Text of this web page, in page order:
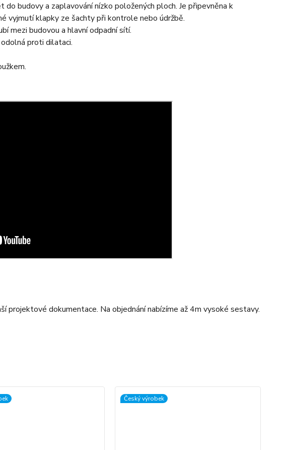
budovy a zaplavování nízko položených ploch. Je připevněna k
vyjmutí klapky ze šachty při kontrole nebo údržbě.
mezi budovou a hlavní odpadní sítí.
proti dilataci.
projektové dokumentace. Na objednání nabízíme až 4m vysoké sestavy.
Český výrobek